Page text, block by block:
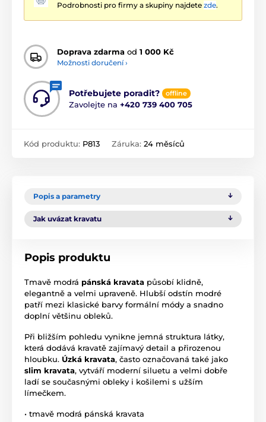
Podrobnosti pro firmy a skupiny najdete zde.
Doprava zdarma od 1 000 Kč
Možnosti doručení ›
Potřebujete poradit? offline
Zavolejte na +420 739 400 705
Kód produktu: P813 Záruka: 24 měsíců
Popis a parametry
Jak uvázat kravatu
Popis produktu
Tmavě modrá pánská kravata působí klidně,
elegantně a velmi upraveně. Hlubší odstín modré
patří mezi klasické barvy formální módy a snadno
doplní většinu obleků.
Při bližším pohledu vynikne jemná struktura látky,
která dodává kravatě zajímavý detail a přirozenou
hloubku. Úzká kravata, často označovaná také jako
slim kravata, vytváří moderní siluetu a velmi dobře
ladí se současnými obleky i košilemi s užším
límečkem.
• tmavě modrá pánská kravata